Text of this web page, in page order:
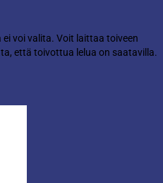
voi valita. Voit laittaa toiveen
että toivottua lelua on saatavilla.